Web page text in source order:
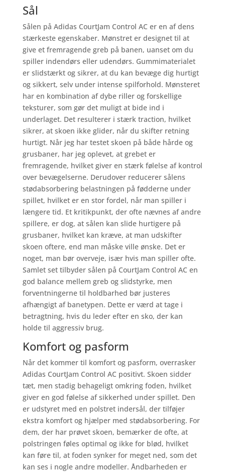
Sål
Sålen på Adidas CourtJam Control AC er en af dens
stærkeste egenskaber. Mønstret er designet til at
give et fremragende greb på banen, uanset om du
spiller indendørs eller udendørs. Gummimaterialet
er slidstærkt og sikrer, at du kan bevæge dig hurtigt
og sikkert, selv under intense spilforhold. Mønsteret
har en kombination af dybe riller og forskellige
teksturer, som gør det muligt at bide ind i
underlaget. Det resulterer i stærk traction, hvilket
sikrer, at skoen ikke glider, når du skifter retning
hurtigt. Når jeg har testet skoen på både hårde og
grusbaner, har jeg oplevet, at grebet er
fremragende, hvilket giver en stærk følelse af kontrol
over bevægelserne. Derudover reducerer sålens
stødabsorbering belastningen på fødderne under
spillet, hvilket er en stor fordel, når man spiller i
længere tid. Et kritikpunkt, der ofte nævnes af andre
spillere, er dog, at sålen kan slide hurtigere på
grusbaner, hvilket kan kræve, at man udskifter
skoen oftere, end man måske ville ønske. Det er
noget, man bør overveje, især hvis man spiller ofte.
Samlet set tilbyder sålen på CourtJam Control AC en
god balance mellem greb og slidstyrke, men
forventningerne til holdbarhed bør justeres
afhængigt af banetypen. Dette er værd at tage i
betragtning, hvis du leder efter en sko, der kan
holde til aggressiv brug.
Komfort og pasform
Når det kommer til komfort og pasform, overrasker
Adidas CourtJam Control AC positivt. Skoen sidder
tæt, men stadig behageligt omkring foden, hvilket
giver en god følelse af sikkerhed under spillet. Den
er udstyret med en polstret indersål, der tilføjer
ekstra komfort og hjælper med stødabsorbering. For
dem, der har prøvet skoen, bemærker de ofte, at
polstringen føles optimal og ikke for blød, hvilket
kan føre til, at foden synker for meget ned, som det
kan ses i nogle andre modeller. Åndbarheden er